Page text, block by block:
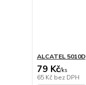
ALCATEL 5010D
79 Kč/ks
65 Kč bez DPH